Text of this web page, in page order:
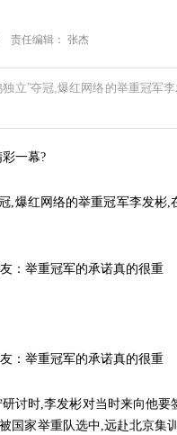
责任编辑： 张杰
立”夺冠,爆红网络的举重冠军
一幕?
,爆红网络的举重冠军李发彬,
讨时,李发彬对当时来向他要
国家举重队选中,远赴北京集